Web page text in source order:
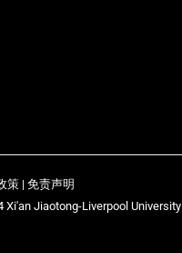
策 | 免责声明
Xi'an Jiaotong-Liverpool University